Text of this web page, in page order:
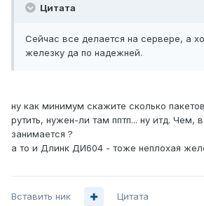
Цитата
Сейчас все делается на сервере, а
железку да по надежней.
ну как минимум скажите сколько
рутить, нужен-ли там пптп... ну итд. Чем,
занимается ?
а то и Длинк ДИ604 - тоже неплохая
Вставить ник Цитата